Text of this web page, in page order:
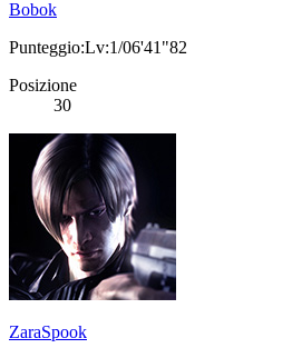
Bobok
Punteggio:Lv:1/06'41"82
Posizione
30
ZaraSpook